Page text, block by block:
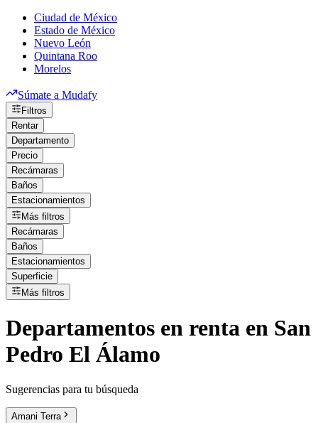
Ciudad de México
Estado de México
Nuevo León
Quintana Roo
Morelos
Súmate a Mudafy
Filtros
Rentar
Departamento
Precio
Recámaras
Baños
Estacionamientos
Más filtros
Recámaras
Baños
Estacionamientos
Superficie
Más filtros
Departamentos en renta en San
Pedro El Álamo
Sugerencias para tu búsqueda
Amani Terra